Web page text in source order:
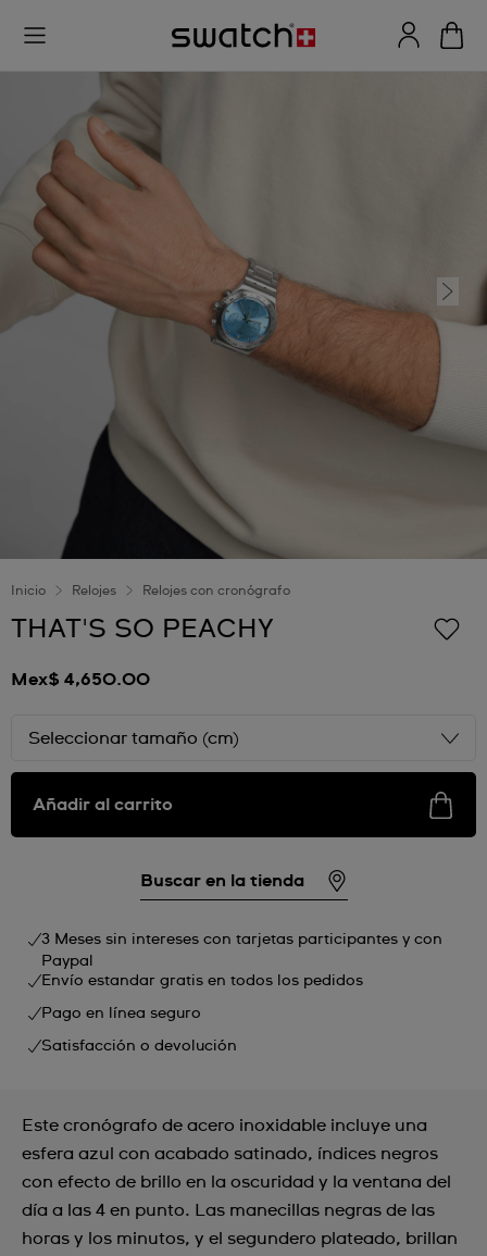
Inicio Relojes Relojes con cronógrafo
THAT'S SO PEACHY
Mex$ 4,650.00
Seleccionar tamaño (cm)
Añadir al carrito
Buscar en la tienda
3 Meses sin intereses con tarjetas participantes y con
Paypal
Envío estandar gratis en todos los pedidos
Pago en línea seguro
Satisfacción o devolución
Este cronógrafo de acero inoxidable incluye una
esfera azul con acabado satinado, índices negros
con efecto de brillo en la oscuridad y la ventana del
día a las 4 en punto. Las manecillas negras de las
horas y los minutos, y el segundero plateado, brillan